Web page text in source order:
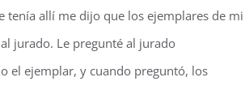
tenía allí me dijo que los ejemplares de mi
jurado. Le pregunté al jurado
el ejemplar, y cuando preguntó, los